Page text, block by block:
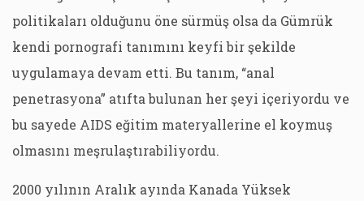
politikaları olduğunu öne sürmüş olsa da Gümrük
kendi pornografi tanımını keyfi bir şekilde
uygulamaya devam etti. Bu tanım, “anal
penetrasyona” atıfta bulunan her şeyi içeriyordu ve
bu sayede AIDS eğitim materyallerine el koymuş
olmasını meşrulaştırabiliyordu.
2000 yılının Aralık ayında Kanada Yüksek